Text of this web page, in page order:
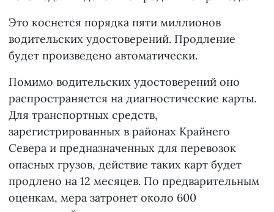
Это коснется порядка пяти миллионов
водительских удостоверений. Продление
будет произведено автоматически.
Помимо водительских удостоверений оно
распространяется на диагностические карты.
Для транспортных средств,
зарегистрированных в районах Крайнего
Севера и предназначенных для перевозок
опасных грузов, действие таких карт будет
продлено на 12 месяцев. По предварительным
оценкам, мера затронет около 600